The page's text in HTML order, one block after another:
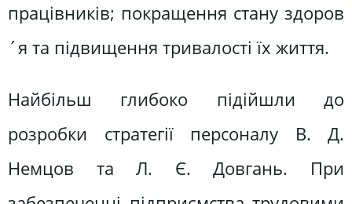
працівників; покращення стану здоров
´я та підвищення тривалості їх життя.
Найбільш глибоко підійшли до
розробки стратегії персоналу В. Д.
Немцов та Л. Є. Довгань. При